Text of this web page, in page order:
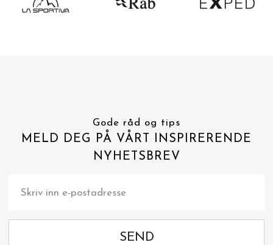
Gode råd og tips
MELD DEG PÅ VÅRT INSPIRERENDE
NYHETSBREV
SEND